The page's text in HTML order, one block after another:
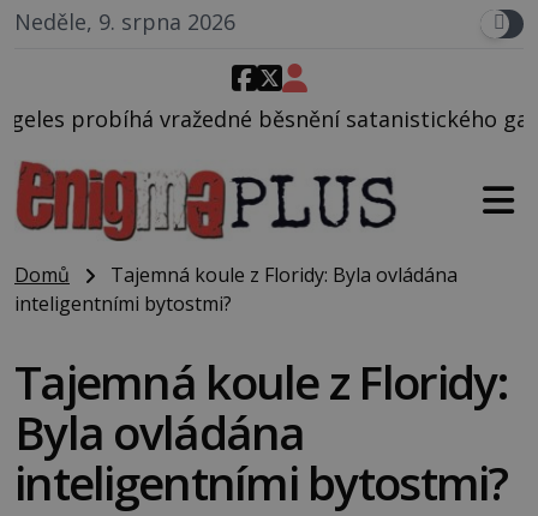
Neděle, 9. srpna 2026
běsnění satanistického gangu vedeného
Domů
Tajemná koule z Floridy: Byla ovládána
inteligentními bytostmi?
Tajemná koule z Floridy:
Byla ovládána
inteligentními bytostmi?